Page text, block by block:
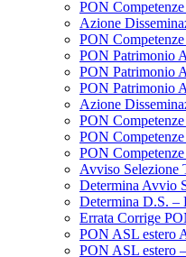
PON
Azione
PON
PON Patrimonio
PON Patrimonio
PON Patrimonio
Azione
PON
PON
PON
Avviso Selezione
Determina Avvio
Determina D.S. –
Errata Corrige
PON ASL estero
PON ASL estero